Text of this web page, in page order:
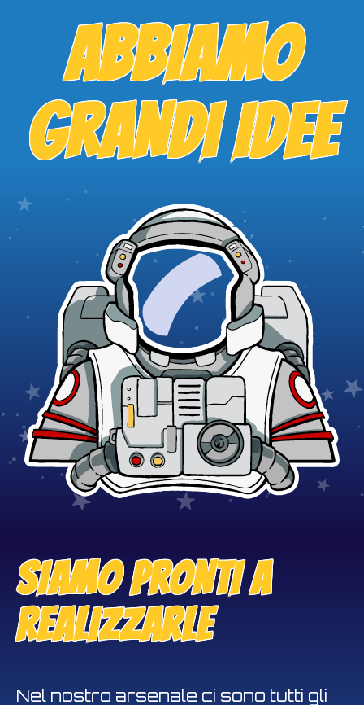
ABBIAMO
GRANDI IDEE
SIAMO PRONTI A
REALIZZARLE
Nel nostro arsenale ci sono tutti gli